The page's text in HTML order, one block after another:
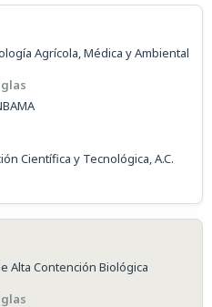
Agrícola, Médica y Ambiental
Científica y Tecnológica, A.C.
Alta Contención Biológica